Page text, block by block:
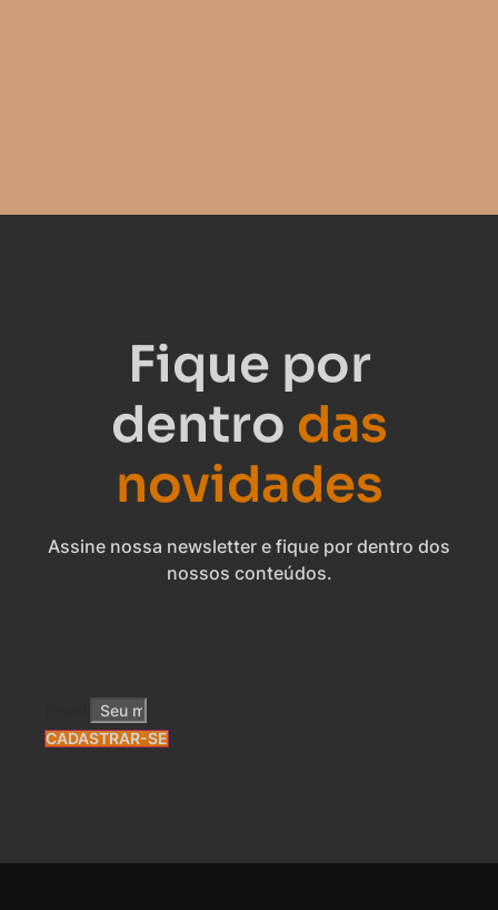
Fique por
dentro das
novidades
Assine nossa newsletter e fique por dentro dos
nossos conteúdos.
CADASTRAR-SE